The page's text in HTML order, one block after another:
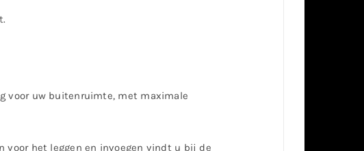
voor uw buitenruimte, met maximale
voor het leggen en invoegen vindt u bij de